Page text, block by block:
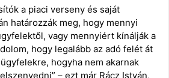
a piaci verseny és saját
határozzák meg, hogy mennyi
vagy mennyiért kínálják a
hogy legalább az adó felét át
hogyha nem akarnak
– ezt már Rácz István,